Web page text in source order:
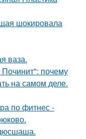
шокировала
ваза.
почему
на самом деле.
по фитнес -